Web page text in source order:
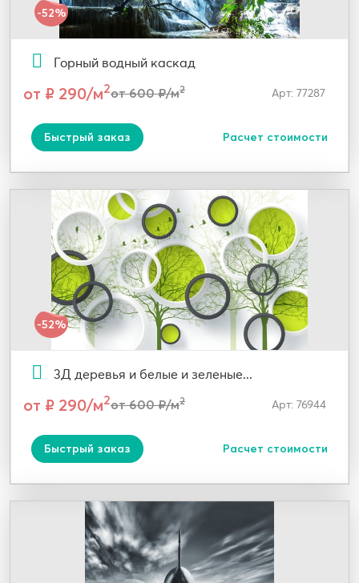
-52%
Горный водный каскад
от ₽ 290/м2от 600 ₽/м2 Арт: 77287
Быстрый заказ Расчет стоимости
-52%
3Д деревья и белые и зеленые...
от ₽ 290/м2от 600 ₽/м2 Арт: 76944
Быстрый заказ Расчет стоимости